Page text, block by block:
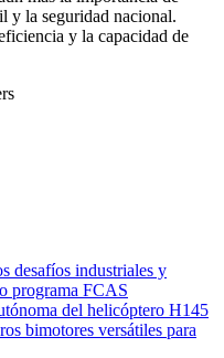
y la seguridad nacional.
y la capacidad de
desafíos industriales y
programa FCAS
del helicóptero H145
bimotores versátiles para